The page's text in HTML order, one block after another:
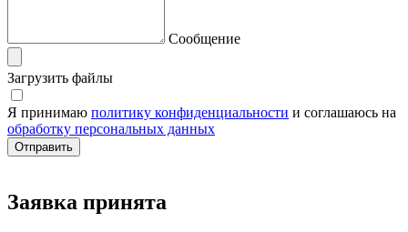
Сообщение
Загрузить файлы
Я принимаю политику конфиденциальности и соглашаюсь на
обработку персональных данных
Заявка принята